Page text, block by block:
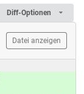
Diff-Optionen
Datei anzeigen